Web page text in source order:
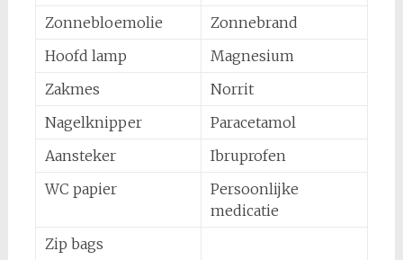
Zonnebloemolie
Zonnebrand
Hoofd lamp
Magnesium
Zakmes
Norrit
Nagelknipper
Paracetamol
Aansteker
Ibruprofen
WC papier
Persoonlijke
medicatie
Zip bags